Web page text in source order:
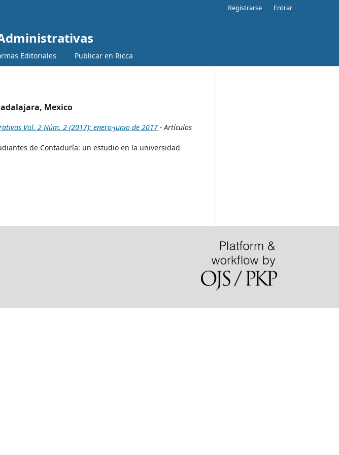
Editoriales Publicar en Ricca
Registrarse Entrar
Mexico
Vol. 2 Núm. 2 (2017): enero-junio de 2017 - Artículos
de Contaduría: un estudio en la universidad